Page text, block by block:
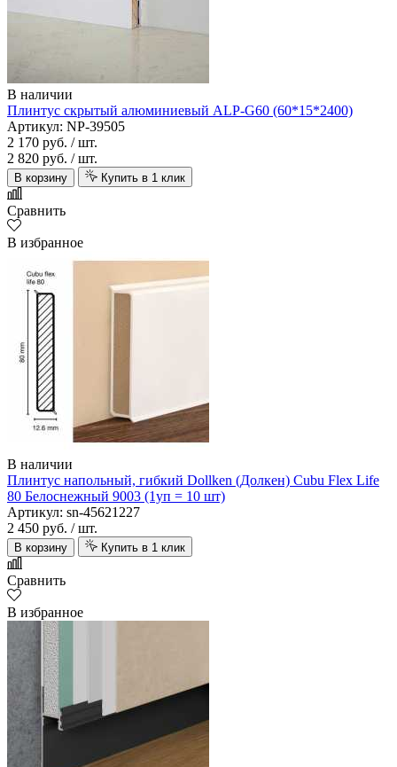
В наличии
Плинтус скрытый алюминиевый ALP-G60 (60*15*2400)
Артикул: NP-39505
2 170 руб. / шт.
2 820 руб. / шт.
В корзину Купить в 1 клик
Сравнить
В избранное
В наличии
Плинтус напольный, гибкий Dollken (Долкен) Cubu Flex Life
80 Белоснежный 9003 (1уп = 10 шт)
Артикул: sn-45621227
2 450 руб. / шт.
В корзину Купить в 1 клик
Сравнить
В избранное